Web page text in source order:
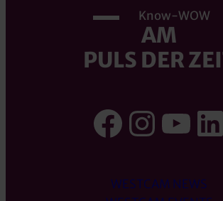
Know-WOW
AM
PULS DER
Facebook
WESTCAM NEWS